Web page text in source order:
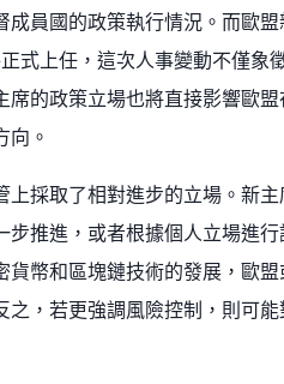
成員國的政策執行情況。而歐盟
式上任，這次人事變動不僅象
席的政策立場也將直接影響歐盟
向。
上採取了相對進步的立場。新主
步推進，或者根據個人立場進行
貨幣和區塊鏈技術的發展，歐盟
之，若更強調風險控制，則可能